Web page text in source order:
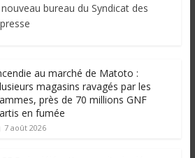
bureau du Syndicat des
au marché de Matoto :
magasins ravagés par les
près de 70 millions GNF
en fumée
7 août 2026